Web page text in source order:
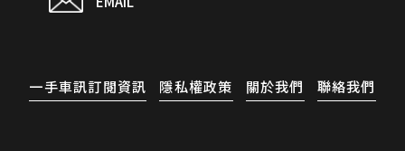
一手車訊訂閱資訊 隱私權政策 關於我們 聯絡我們